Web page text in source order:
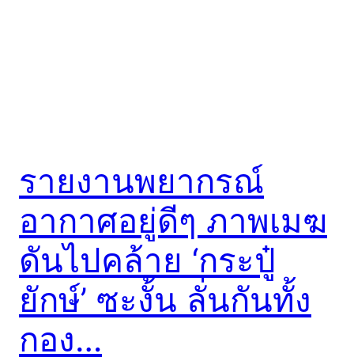
รายงานพยากรณ์
อากาศอยู่ดีๆ ภาพเมฆ
ดันไปคล้าย ‘กระปู๋
ยักษ์’ ซะงั้น ลั่นกันทั้ง
กอง…